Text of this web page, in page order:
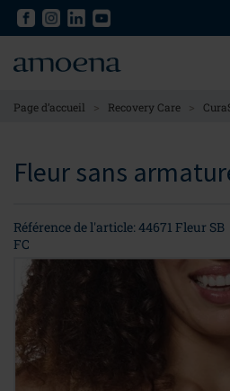
Skip
content
Skip
content
Page d’accueil > Recovery Care >
Fleur sans
Référence de l'article: 44671 Fleur SB
FC